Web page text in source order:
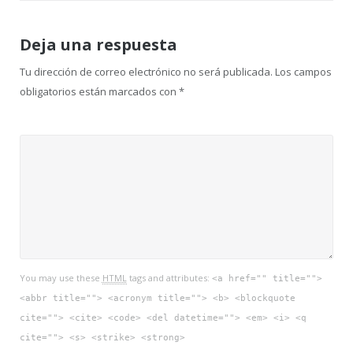
Deja una respuesta
Tu dirección de correo electrónico no será publicada. Los campos
obligatorios están marcados con *
You may use these HTMLtags and attributes: <a href="" title="">
<abbr title=""> <acronym title=""> <b> <blockquote
cite=""> <cite> <code> <del datetime=""> <em> <i> <q
cite=""> <s> <strike> <strong>